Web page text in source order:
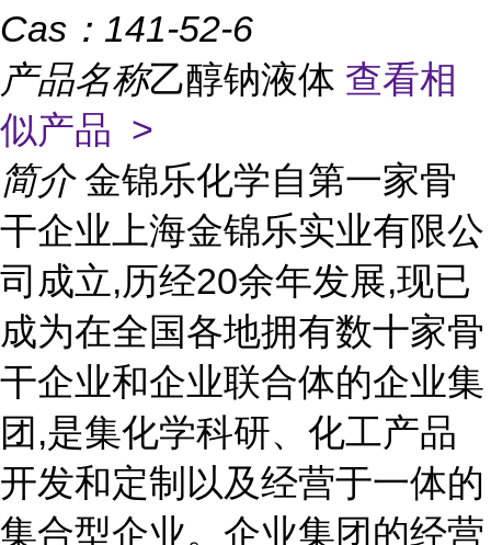
Cas： 141-52-6
产品名称乙醇钠液体 查看相
似产品 >
简介 金锦乐化学自第一家骨
干企业上海金锦乐实业有限公
司成立,历经20余年发展,现已
成为在全国各地拥有数十家骨
干企业和企业联合体的企业集
团,是集化学科研、化工产品
开发和定制以及经营于一体的
集合型企业。企业集团的经营